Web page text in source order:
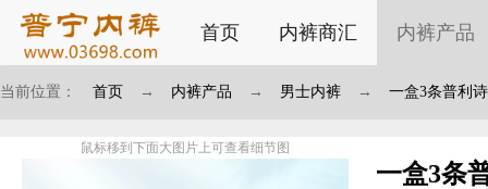
首页 内裤商汇 内裤产品
当前位置： 首页 → 内裤产品 → 男士内裤 → 一盒3条普利
鼠标移到下面大图片上可查看细节图
一盒3条